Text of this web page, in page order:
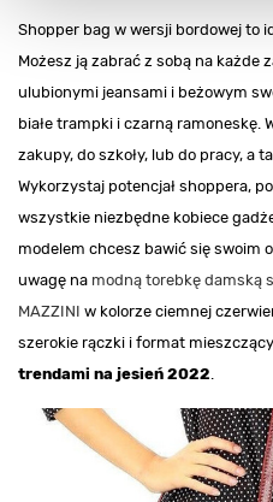
Shopper bag w wersji bordowej to
Możesz ją zabrać z sobą na każde
ulubionymi jeansami i beżowym
białe trampki i czarną ramoneskę.
zakupy, do szkoły, lub do pracy, a
Wykorzystaj potencjał shoppera,
wszystkie niezbędne kobiece
modelem chcesz bawić się swoim
uwagę na modną torebkę damską
MAZZINI w kolorze ciemnej
szerokie rączki i format
trendami na jesień 2022